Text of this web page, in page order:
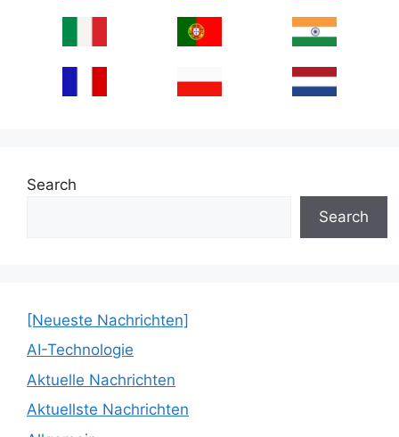
Search
Search
[Neueste Nachrichten]
AI-Technologie
Aktuelle Nachrichten
Aktuellste Nachrichten